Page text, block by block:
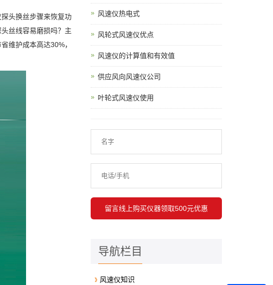
头换丝步骤来恢复功
丝线容易磨损吗？主
维护成本高达30%，
风速仪热电式
风轮式风速仪优点
风速仪的计算值和有效值
供应风向风速仪公司
叶轮式风速仪使用
导航栏目
风速仪知识